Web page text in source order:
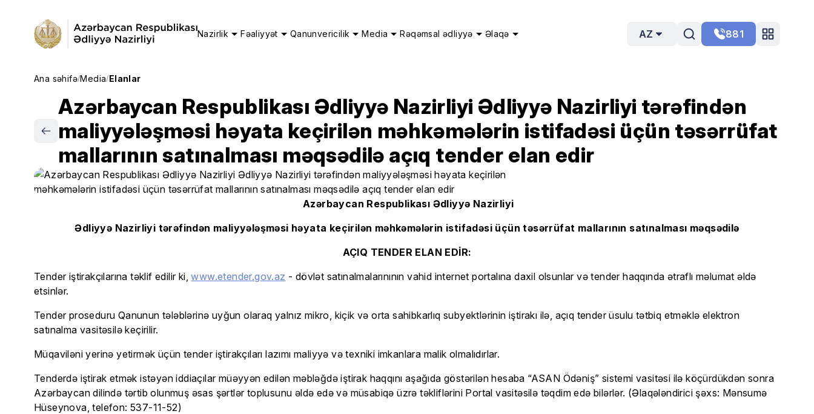
Nazirlik Fəaliyyət Qanunvericilik Media Rəqəmsal ədliyyə Əlaqə AZ 881
Ana səhifə/Media/Elanlar
Azərbaycan Respublikası Ədliyyə Nazirliyi Ədliyyə Nazirliyi tərəfindən
maliyyələşməsi həyata keçirilən məhkəmələrin istifadəsi üçün təsərrüfat
mallarının satınalması məqsədilə açıq tender elan edir
Azərbaycan Respublikası Ədliyyə Nazirliyi
Ədliyyə Nazirliyi tərəfindən maliyyələşməsi həyata keçirilən məhkəmələrin istifadəsi üçün təsərrüfat mallarının satınalması məqsədilə
AÇIQ TENDER ELAN EDİR:
Tender iştirakçılarına təklif edilir ki,www.etender.gov.az - dövlət satınalmalarınının vahid internet portalına daxil olsunlar və tender haqqında ətraflı məlumat əldə
etsinlər.
Tender proseduru Qanunun tələblərinə uyğun olaraq yalnız mikro, kiçik və orta sahibkarlıq subyektlərinin iştirakı ilə, açıq tender üsulu tətbiq etməklə elektron
satınalma vasitəsilə keçirilir.
Müqaviləni yerinə yetirmək üçün tender iştirakçıları lazımı maliyyə və texniki imkanlara malik olmalıdırlar.
Tenderdə iştirak etmək istəyən iddiaçılar müəyyən edilən məbləğdə iştirak haqqını aşağıda göstərilən hesaba “ASAN Ödəniş” sistemi vasitəsi ilə köçürdükdən sonra
Azərbaycan dilində tərtib olunmuş əsas şərtlər toplusunu əldə edə və müsabiqə üzrə təkliflərini Portal vasitəsilə təqdim edə bilərlər. (Əlaqələndirici şəxs: Mənsumə
Hüseynova, telefon: 537-11-52)